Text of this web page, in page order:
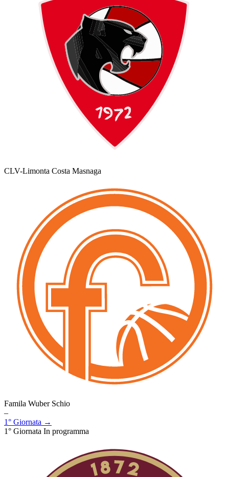
CLV-Limonta Costa Masnaga
Famila Wuber Schio
–
1° Giornata →
1° Giornata In programma